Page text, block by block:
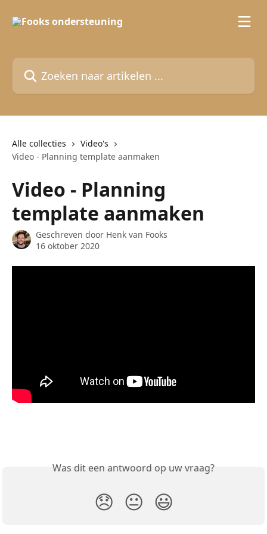
Zoeken naar artikelen ...
Alle collecties
Video's
Video - Planning template aanmaken
Video - Planning
template aanmaken
Geschreven door Henk van Fooks
16 oktober 2020
Was dit een antwoord op uw vraag?
😞 😐 😃